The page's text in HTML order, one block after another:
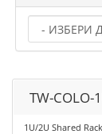
TW-COLO-
1U/2U Shared